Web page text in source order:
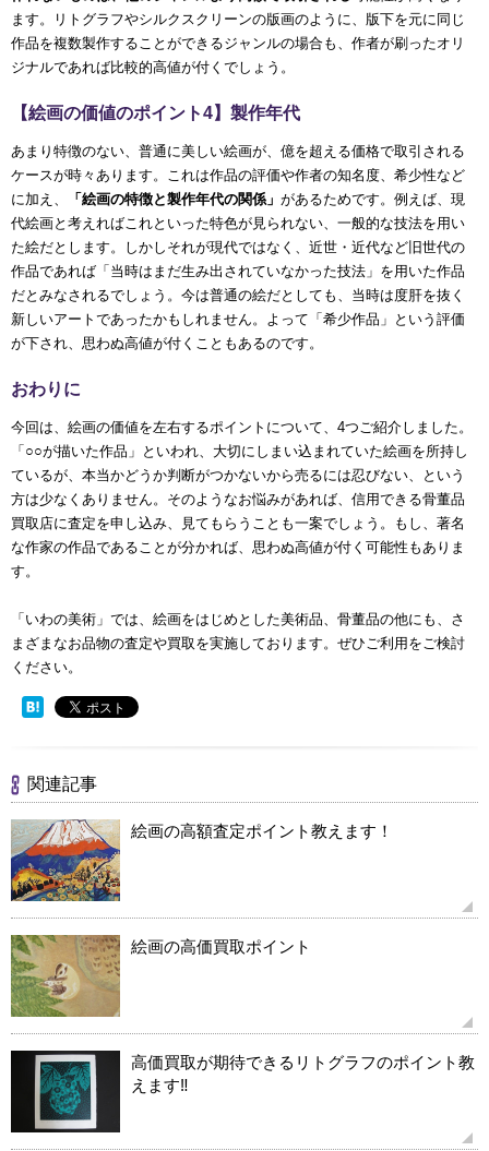
ます。リトグラフやシルクスクリーンの版画のように、版下を元に同じ
作品を複数製作することができるジャンルの場合も、作者が刷ったオリ
ジナルであれば比較的高値が付くでしょう。
【絵画の価値のポイント4】製作年代
あまり特徴のない、普通に美しい絵画が、億を超える価格で取引される
ケースが時々あります。これは作品の評価や作者の知名度、希少性など
に加え、
「絵画の特徴と製作年代の関係」 があるためです。例えば、現
代絵画と考えればこれといった特色が見られない、一般的な技法を用い
た絵だとします。しかしそれが現代ではなく、近世・近代など旧世代の
作品であれば「当時はまだ生み出されていなかった技法」を用いた作品
だとみなされるでしょう。今は普通の絵だとしても、当時は度肝を抜く
新しいアートであったかもしれません。よって「希少作品」という評価
が下され、思わぬ高値が付くこともあるのです。
おわりに
今回は、絵画の価値を左右するポイントについて、4つご紹介しました。
「○○が描いた作品」といわれ、大切にしまい込まれていた絵画を所持し
ているが、本当かどうか判断がつかないから売るには忍びない、という
方は少なくありません。そのようなお悩みがあれば、信用できる骨董品
買取店に査定を申し込み、見てもらうことも一案でしょう。もし、著名
な作家の作品であることが分かれば、思わぬ高値が付く可能性もありま
す。
「いわの美術」では、絵画をはじめとした美術品、骨董品の他にも、さ
まざまなお品物の査定や買取を実施しております。ぜひご利用をご検討
ください。
関連記事
絵画の高額査定ポイント教えます！
絵画の高価買取ポイント
高価買取が期待できるリトグラフのポイント教
えます‼